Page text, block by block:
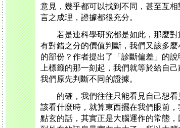
意見，幾乎都可以找到不同，甚至互
言之成理，證據都很充分。
若是連科學研究都是如此，那麼對
有對錯之分的價值判斷，我們又該多
的部份？作者提出了「診斷偏差」的
上標籤的那一刻起，我們就等於給自
我們原先判斷不同的證據。
的確，我們往往只能看見自己想看
該看什麼時，就算東西擺在我們眼前
點玄的話，其實正是大腦運作的常態